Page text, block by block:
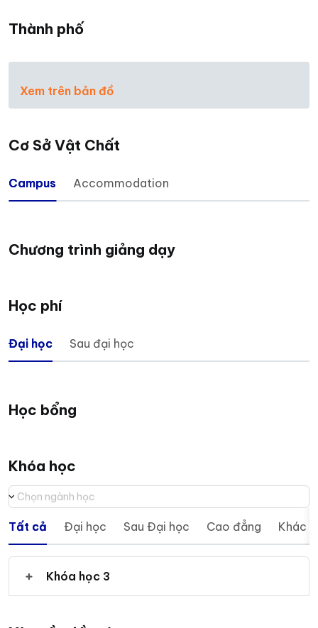
Thành phố
Xem trên bản đồ
Cơ Sở Vật Chất
Campus Accommodation
Chương trình giảng dạy
Học phí
Đại học Sau đại học
Học bổng
Khóa học
Chọn ngành học
Tất cả Đại học Sau Đại học Cao đẳng Khác
Khóa học 3